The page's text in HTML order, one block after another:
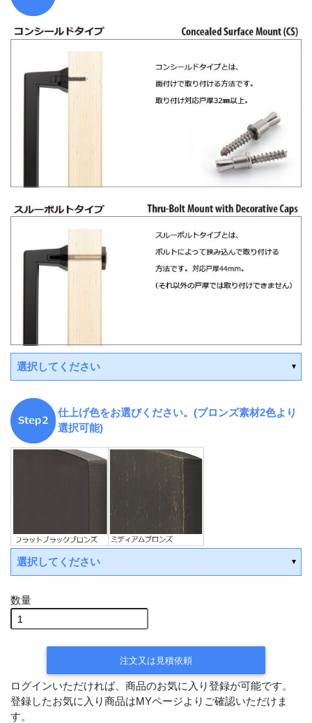
選択してください
仕上げ色をお選びください。(ブロンズ素材2色より
選択可能)
選択してください
数量
注文又は見積依頼
ログインいただければ、商品のお気に入り登録が可能です。
登録したお気に入り商品はMYページよりご確認いただけま
す。